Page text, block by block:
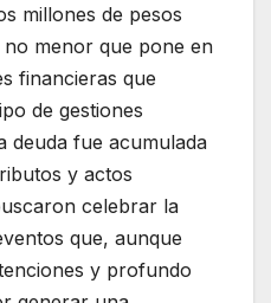
millones de pesos
menor que pone en
financieras que
de gestiones
deuda fue acumulada
y actos
celebrar la
que, aunque
y profundo